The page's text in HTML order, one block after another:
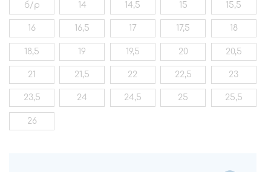
б/р 14 14,5 15 15,5
16 16,5 17 17,5 18
18,5 19 19,5 20 20,5
21 21,5 22 22,5 23
23,5 24 24,5 25 25,5
26